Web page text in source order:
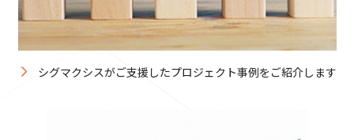
シグマクシスがご支援したプロジェクト事例をご紹介します